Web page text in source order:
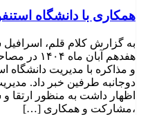
همکاری با دانشگاه
به گزارش کلام قلم،
هفدهم آبان
و مذاکره با مدیریت دانشگاه
دوجانبه طرفین خبر داد.
اظهار داشت به منظور ارتقا و
،مشارکت و همکاری […]